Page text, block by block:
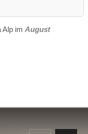
Alp im August